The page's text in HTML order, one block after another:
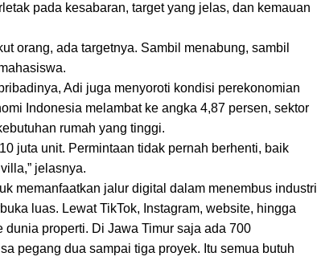
pada kesabaran, target yang jelas, dan kemauan
orang, ada targetnya. Sambil menabung, sambil
Adi juga menyoroti kondisi perekonomian
Indonesia melambat ke angka 4,87 persen, sektor
rumah yang tinggi.
juta unit. Permintaan tidak pernah berhenti, baik
jelasnya.
memanfaatkan jalur digital dalam menembus industri
luas. Lewat TikTok, Instagram, website, hingga
properti. Di Jawa Timur saja ada 700
pegang dua sampai tiga proyek. Itu semua butuh